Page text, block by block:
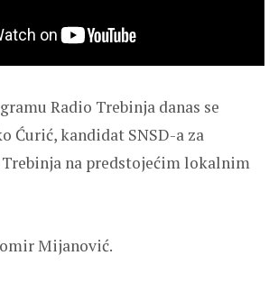
Radio Trebinja danas se
Ćurić, kandidat SNSD-a za
na predstojećim lokalnim
Mijanović.